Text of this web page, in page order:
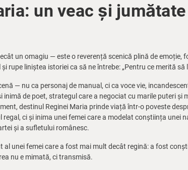
un veac și jumătate
un omagiu — este o reverență scenică plină de emoție,
rupe liniștea istoriei ca să ne întrebe: „Pentru ce merită
— nu ca personaj de manual, ci ca voce vie,
de poet, strategul care a negociat cu marile puteri și
destinul Reginei Maria prinde viață într-o poveste
ci și inima unei femei care a modelat conștiința unei
și a sufletului românesc.
unei femei care a fost mai mult decât regină: a fost
nu e mimată, ci transmisă.